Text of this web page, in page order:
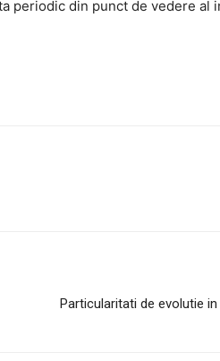
periodic din punct de vedere al
Particularitati de evolutie